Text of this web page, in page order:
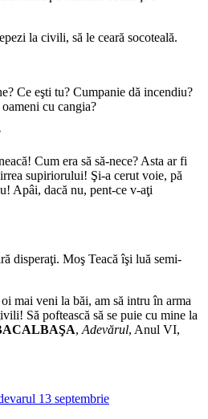
la civili, să le ceară socoteală.
Ce eşti tu? Cumpanie dă incendiu?
cu cangia?
Cum era să să-nece? Asta ar fi
supiriorului! Şi-a cerut voie, pă
Apâi, dacă nu, pent-ce v-aţi
disperaţi. Moş Teacă îşi luă semi-
mai veni la băi, am să intru în arma
Să poftească să se puie cu mine la
, Adevărul, Anul VI,